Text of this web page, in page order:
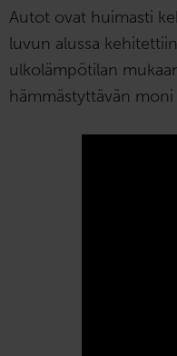
Autot ovat huimasti
luvun alussa
ulkolämpötilan
hämmästyttävän